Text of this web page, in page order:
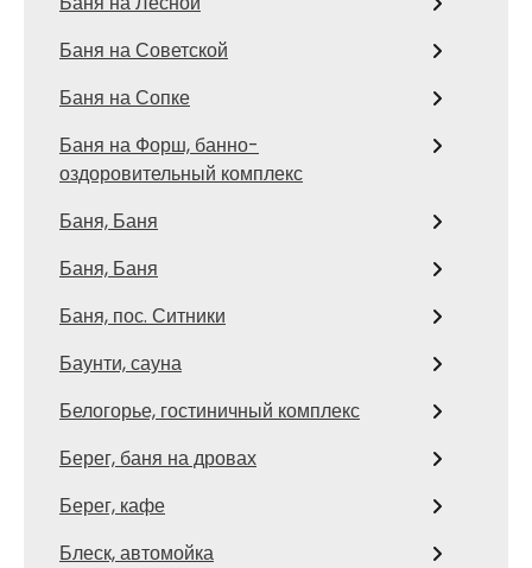
Баня на Советской
Баня на Сопке
Баня на Форш, банно-
оздоровительный комплекс
Баня, Баня
Баня, Баня
Баня, пос. Ситники
Баунти, сауна
Белогорье, гостиничный комплекс
Берег, баня на дровах
Берег, кафе
Блеск, автомойка